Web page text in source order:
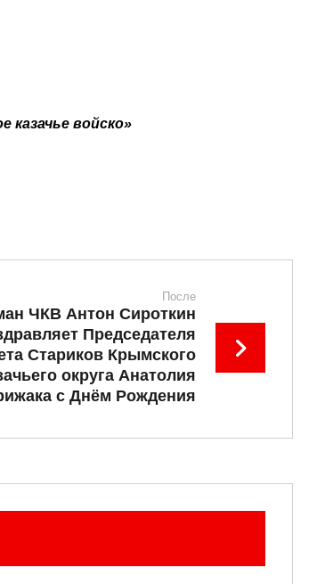
казачье войско»
После
ЧКВ Антон Сироткин
Председателя
Стариков Крымского
округа Анатолия
с Днём Рождения